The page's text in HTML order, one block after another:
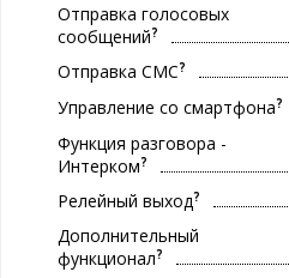
Отправка голосовых
сообщений?
Отправка СМС?
Управление со смартфона?
Функция разговора -
Интерком?
Релейный выход?
Дополнительный
функционал?